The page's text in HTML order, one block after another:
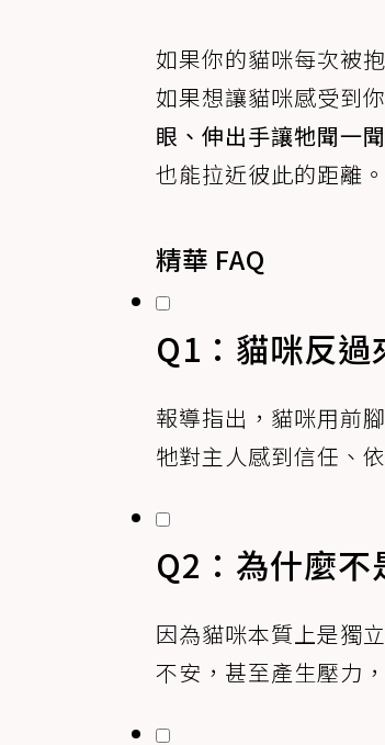
如果你的貓咪每次被
如果想讓貓咪感受到
眼、伸出手讓牠聞一
也能拉近彼此的距離。
精華 FAQ
Q1：貓咪反過
報導指出，貓咪用前
牠對主人感到信任、
Q2：為什麼不
因為貓咪本質上是獨
不安，甚至產生壓力